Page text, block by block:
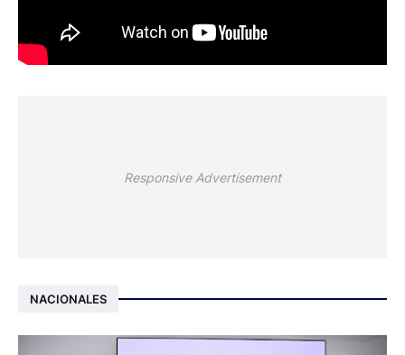
Responsive Advertisement
NACIONALES